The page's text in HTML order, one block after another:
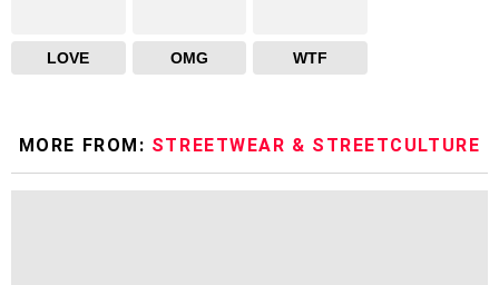
LOVE OMG WTF
MORE FROM: STREETWEAR & STREETCULTURE